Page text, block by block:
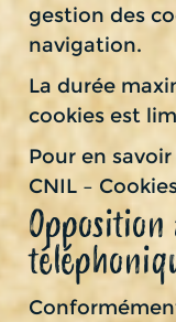
gestion des
navigation.
La durée
cookies est
Pour en
CNIL –
Opposition